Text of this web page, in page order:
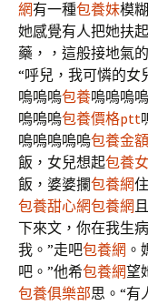
網有一種包養妹模
她感覺有人把她扶
藥，，這般接地氣
“呼兒，我可憐的女
嗚嗚嗚包養嗚嗚嗚
嗚嗚嗚包養價格ptt
嗚嗚嗚嗚嗚包養金額
飯，女兒想起包養
飯，婆婆攔包養網
包養甜心網包養網
下來文，你在我生病
我。”走吧包養網 。
吧。”他希包養網望
包養俱樂部思。“有